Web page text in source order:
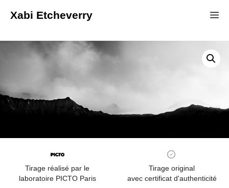
Xabi Etcheverry
Tirage réalisé par le
laboratoire PICTO Paris
Tirage original
avec certificat d'authenticité